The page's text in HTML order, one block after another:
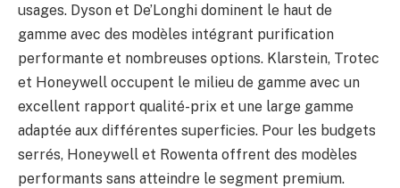
usages. Dyson et De’Longhi dominent le haut de
gamme avec des modèles intégrant purification
performante et nombreuses options. Klarstein, Trotec
et Honeywell occupent le milieu de gamme avec un
excellent rapport qualité-prix et une large gamme
adaptée aux différentes superficies. Pour les budgets
serrés, Honeywell et Rowenta offrent des modèles
performants sans atteindre le segment premium.